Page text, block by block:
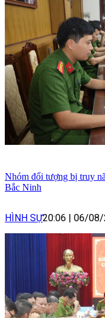
Nhóm đối tượng bị truy
Bắc Ninh
HÌNH SỰ20:06 06/08/